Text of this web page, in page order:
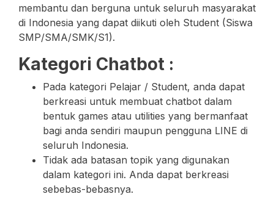
membantu dan berguna untuk seluruh masyarakat
di Indonesia yang dapat diikuti oleh Student (Siswa
SMP/SMA/SMK/S1).
Kategori Chatbot :
Pada kategori Pelajar / Student, anda dapat
berkreasi untuk membuat chatbot dalam
bentuk games atau utilities yang bermanfaat
bagi anda sendiri maupun pengguna LINE di
seluruh Indonesia.
Tidak ada batasan topik yang digunakan
dalam kategori ini. Anda dapat berkreasi
sebebas-bebasnya.